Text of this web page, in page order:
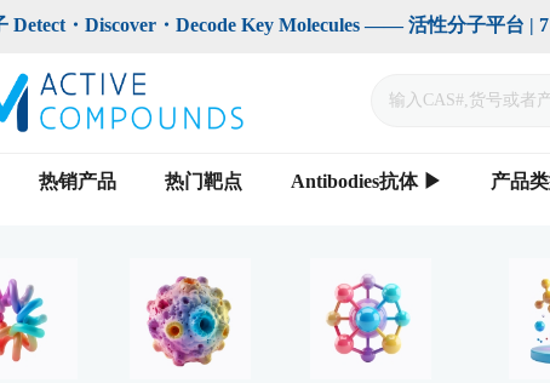
Detect・Discover・Decode Key Molecules —— 活性分子平台 |
热销产品 热门靶点 Antibodies抗体 ▶ 产品